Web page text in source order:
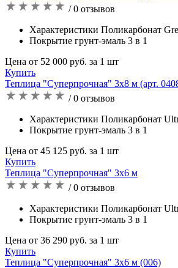
/ 0 отзывов
Характеристики Поликарбонат
Покрытие грунт-эмаль 3 в 1
Цена от 52 000 руб. за 1 шт
Купить
Теплица "Суперпрочная" 3х8 м (арт.
/ 0 отзывов
Характеристики Поликарбонат
Покрытие грунт-эмаль 3 в 1
Цена от 45 125 руб. за 1 шт
Купить
Теплица "Суперпрочная" 3х6 м
/ 0 отзывов
Характеристики Поликарбонат
Покрытие грунт-эмаль 3 в 1
Цена от 36 290 руб. за 1 шт
Купить
Теплица "Суперпрочная" 3х6 м (006)